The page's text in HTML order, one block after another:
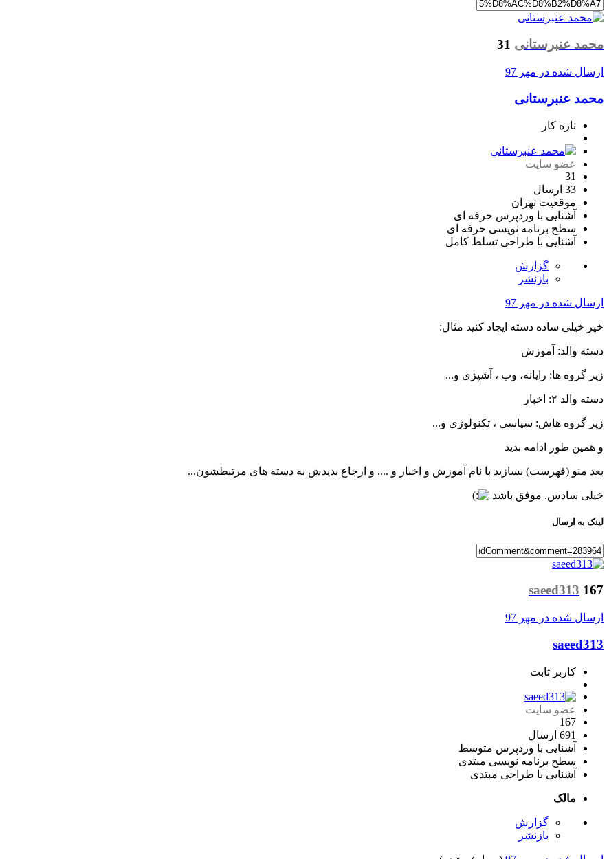
محمد عنبرستانی 31
ارسال شده در مهر 97
محمد عنبرستانی
تازه کار
عضو سایت
31
33 ارسال
موقعیت تهران
آشنایی با وردپرس حرفه ای
سطح برنامه نویسی حرفه ای
آشنایی با طراحی تسلط کامل
گزارش
بازنشر
ارسال شده در مهر 97
خیر خیلی ساده دسته ایجاد کنید مثال:
دسته والد: آموزش
زیر گروه ها: رایانه، وب ، آشپزی و...
دسته والد ۲: اخبار
زیر گروه هاش: سیاسی ، تکنولوژی و...
و همین طور ادامه بدید
بعد منو (فهرست) بسازید با نام آموزش و اخبار و .... و ارجاع بدیدش به دسته های مرتبطشون...
خیلی سادس. موفق باشد
لینک به ارسال
saeed313 167
ارسال شده در مهر 97
saeed313
کاربر ثابت
عضو سایت
167
691 ارسال
آشنایی با وردپرس متوسط
سطح برنامه نویسی مبتدی
آشنایی با طراحی مبتدی
مالک
گزارش
بازنشر